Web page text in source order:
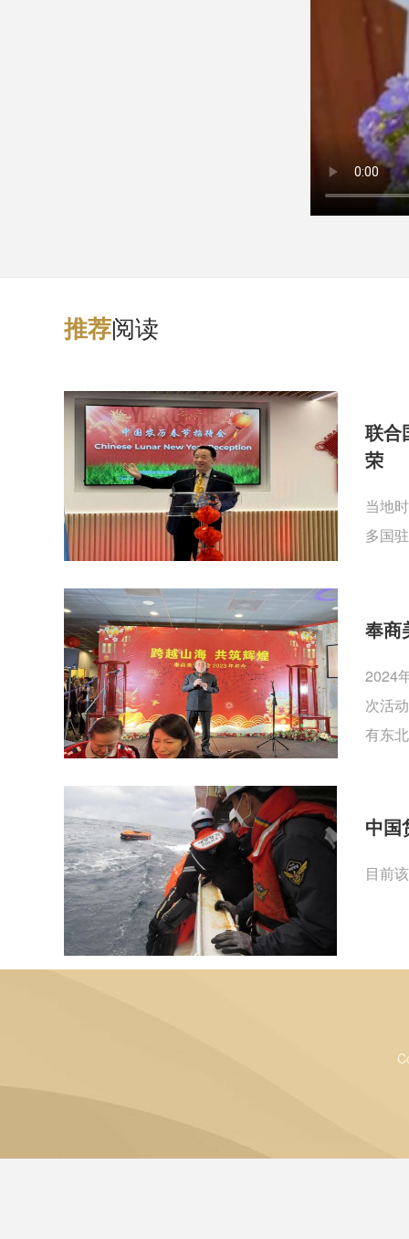
推荐阅读
联合
荣
当地
多国
奉商
2024
次活
有东
中国
目前